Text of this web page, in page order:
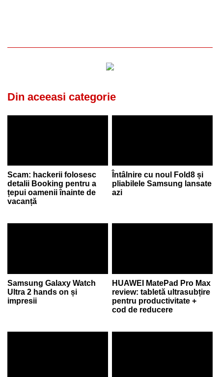
Din aceeasi categorie
Scam: hackerii folosesc
detalii Booking pentru a
țepui oamenii înainte de
vacanță
Întâlnire cu noul Fold8 și
pliabilele Samsung lansate
azi
Samsung Galaxy Watch
Ultra 2 hands on și
impresii
HUAWEI MatePad Pro Max
review: tabletă ultrasubțire
pentru productivitate +
cod de reducere